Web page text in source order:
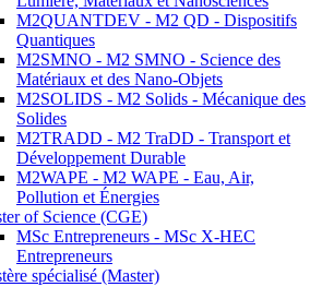
M2QUANTDEV - M2 QD - Dispositifs
Quantiques
M2SMNO - M2 SMNO - Science des
Matériaux et des Nano-Objets
M2SOLIDS - M2 Solids - Mécanique des
Solides
M2TRADD - M2 TraDD - Transport et
Développement Durable
M2WAPE - M2 WAPE - Eau, Air,
Pollution et Énergies
of Science (CGE)
MSc Entrepreneurs - MSc X-HEC
Entrepreneurs
spécialisé (Master)